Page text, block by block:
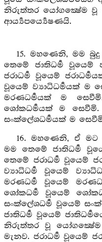
නිරුත්තර යෝගක්‍ෂේම
ආර්‍ය්‍යපර්‍ය්‍යෙෂණයි.
15. මහණෙනි, මම
තෙමේ ජාතිධර්‍ම වූයෙම්
ජරාධර්‍ම වූයෙම්
වූයෙම් ව්‍යාධිධර්‍මයක් ම
මරණධර්‍මයක් ම
ශෝකධර්‍මයක් ම සෙවීමි.
සංක්ලේශධර්‍මයක් ම
16. මහණෙනි, ඒ
මම තෙමේ ජාතිධර්‍ම
තෙමේ ජරාධර්‍ම වූයෙම්
ව්‍යාධිධර්‍ම වූයෙම්
මරණධර්‍ම වූයෙම්
ශෝකධර්‍ම වූයෙම්
සංක්ලේශධර්‍ම වූයෙම්
ජාතිධර්‍ම වූයෙම්
නිරුත්තර වූ
මැනව. ජරාධර්‍ම වූයෙම්